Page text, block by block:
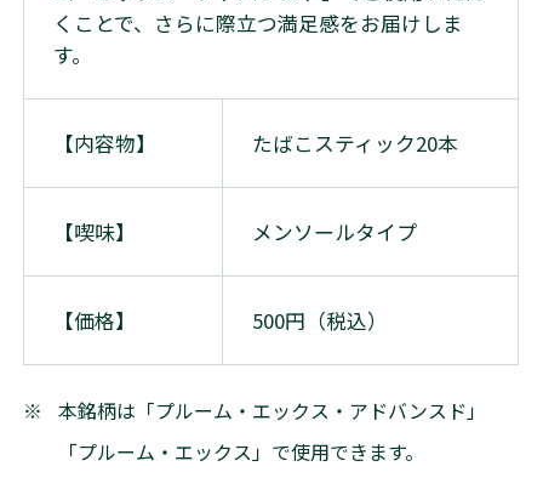
くことで、さらに際立つ満足感をお届けしま
す。
【内容物】 たばこスティック20本
【喫味】 メンソールタイプ
【価格】 500円（税込）
※
本銘柄は「プルーム・エックス・アドバンスド」
「プルーム・エックス」で使用できます。